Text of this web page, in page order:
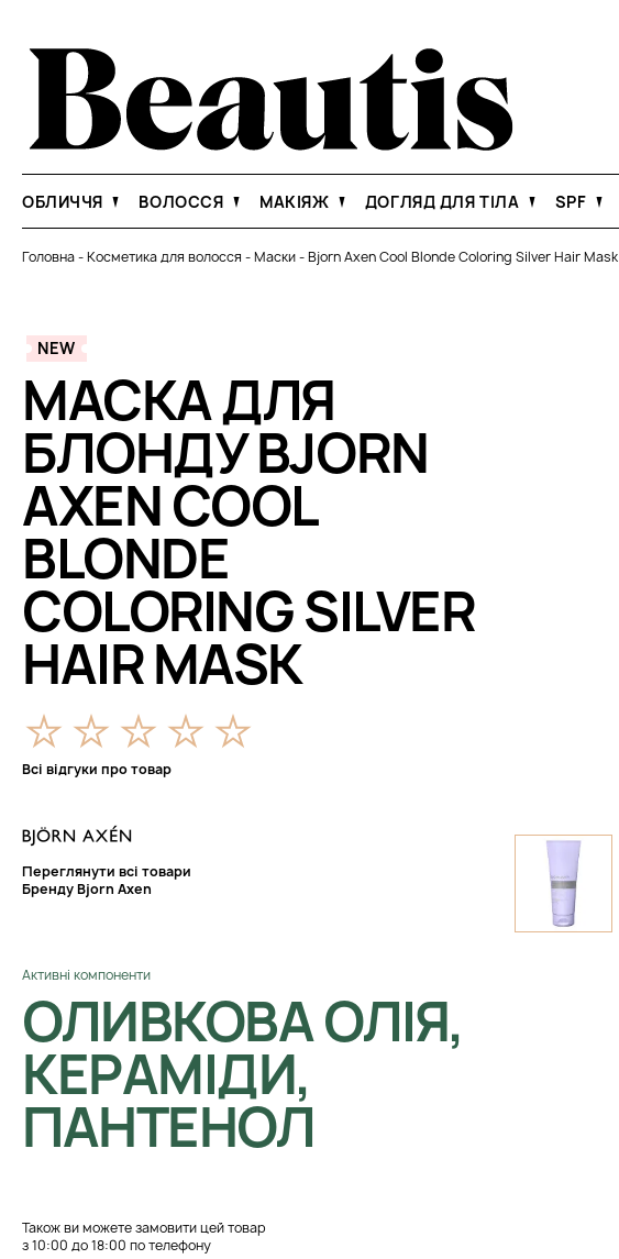
ОБЛИЧЧЯ ВОЛОССЯ МАКІЯЖ ДОГЛЯД ДЛЯ ТІЛА SPF
Головна-Косметика для волосся -Маски-Bjorn Axen Cool Blonde Coloring Silver Hair Mask
NEW
МАСКА ДЛЯ
БЛОНДУ BJORN
AXEN COOL
BLONDE
COLORING SILVER
HAIR MASK
Всі відгуки про товар
Переглянути всі товари
Бренду Bjorn Axen
Активні компоненти
ОЛИВКОВА ОЛІЯ,
КЕРАМІДИ,
ПАНТЕНОЛ
Також ви можете замовити цей товар
з 10:00 до 18:00 по телефону